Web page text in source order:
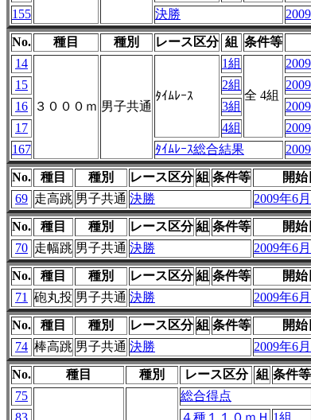
155
決勝
No. 種目 種別 レース区分 組 条件等
14
３０００ｍ 男子共通
ﾀｲﾑﾚｰｽ
1組
全 4組
15
2組
16
3組
17
4組
167
ﾀｲﾑﾚｰｽ総合結果
No. 種目 種別 レース区分 組 条件等 開
69 走高跳 男子共通 決勝 2009年6
No. 種目 種別 レース区分 組 条件等 開
70 走幅跳 男子共通 決勝 2009年6
No. 種目 種別 レース区分 組 条件等 開
71
砲丸投 男子共通 決勝 2009年6
No. 種目 種別 レース区分 組 条件等 開
74 棒高跳 男子共通 決勝 2009年6
No. 種目 種別 レース区分 組 条件等
75
総合得点
83
４種１１０ｍＨ 1組